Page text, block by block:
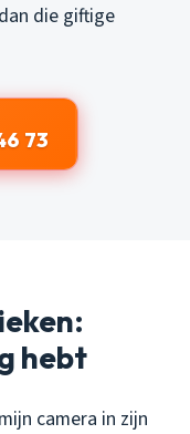
die giftige
73
hebt
camera in zijn